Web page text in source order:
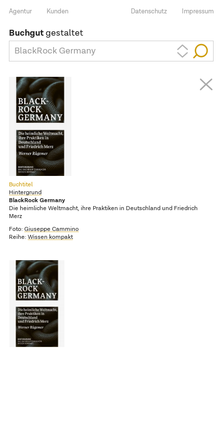
Agentur Kunden Impressum
Datenschutz
Buchgutgestaltet
BlackRock Germany
Buchtitel
Hintergrund
BlackRock Germany
Die heimliche Weltmacht, ihre Praktiken in Deutschland und Friedrich
Merz
Foto: Giuseppe Cammino
Reihe: Wissen kompakt